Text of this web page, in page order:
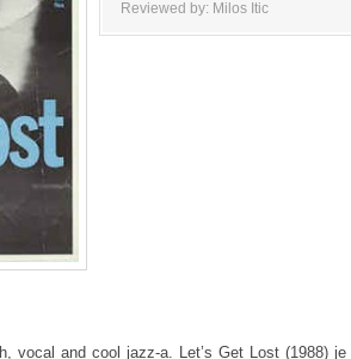
Reviewed by: Milos Itic
vocal and cool jazz-a. Let’s Get Lost (1988) je